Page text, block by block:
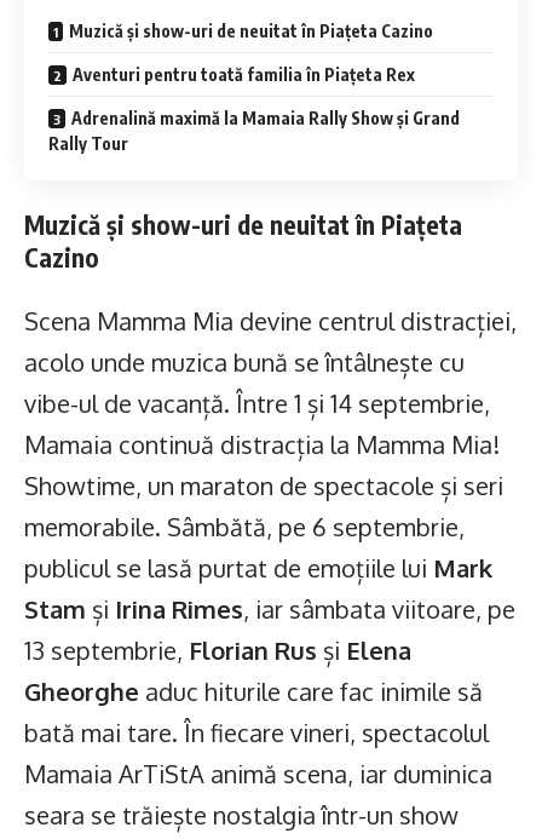
Muzică și show-uri de neuitat în Piațeta Cazino
Aventuri pentru toată familia în Piațeta Rex
Adrenalină maximă la Mamaia Rally Show și Grand
Rally Tour
Muzică și show-uri de neuitat în Piațeta
Cazino
Scena Mamma Mia devine centrul distracției,
acolo unde muzica bună se întâlnește cu
vibe-ul de vacanță. Între 1 și 14 septembrie,
Mamaia continuă distracția la Mamma Mia!
Showtime, un maraton de spectacole și seri
memorabile. Sâmbătă, pe 6 septembrie,
publicul se lasă purtat de emoțiile lui Mark
Stam și Irina Rimes, iar sâmbata viitoare, pe
13 septembrie, Florian Rus și Elena
Gheorghe aduc hiturile care fac inimile să
bată mai tare. În fiecare vineri, spectacolul
Mamaia ArTiStA animă scena, iar duminica
seara se trăiește nostalgia într-un show